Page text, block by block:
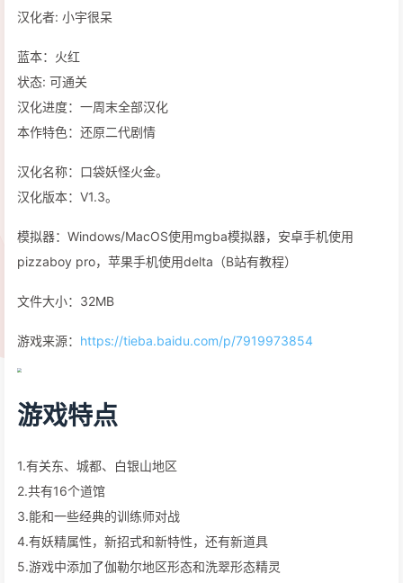
汉化者: 小宇很呆
蓝本：火红
状态: 可通关
汉化进度：一周末全部汉化
本作特色：还原二代剧情
汉化名称：口袋妖怪火金。
汉化版本：V1.3。
模拟器：Windows/MacOS使用mgba模拟器，安卓手机使用
pizzaboy pro，苹果手机使用delta（B站有教程）
文件大小：32MB
游戏来源： https://tieba.baidu.com/p/7919973854
游戏特点
1.有关东、城都、白银山地区
2.共有16个道馆
3.能和一些经典的训练师对战
4.有妖精属性，新招式和新特性，还有新道具
5.游戏中添加了伽勒尔地区形态和洗翠形态精灵